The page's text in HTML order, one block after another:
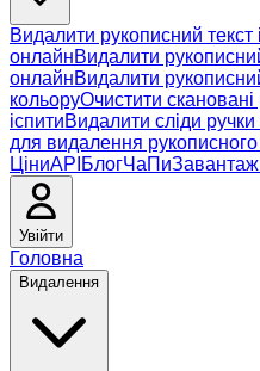
Видалити рукописний текст
онлайнВидалити
онлайнВидалити
кольоруОчистити скановані
іспитиВидалити сліди ручки
для видалення рукописного
ЦіниAPI БлогЧаПи
Увійти
Головна
Видалення